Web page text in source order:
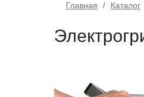
Главная / Каталог